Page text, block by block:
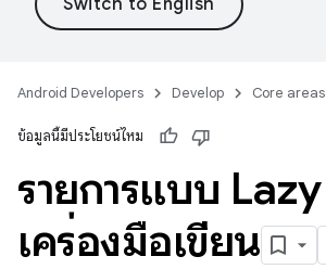
Android Developers Develop Core areas
ข้อมูลนี้มีประโยชน์ไหม
รายการแบบ
เครื่องมือเขียน